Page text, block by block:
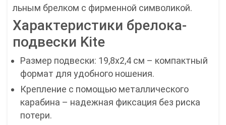
льным брелком с фирменной символикой.
Характеристики брелока-
подвески Kite
Размер подвески: 19,8х2,4 см – компактный
формат для удобного ношения.
Крепление с помощью металлического
карабина – надежная фиксация без риска
потери.